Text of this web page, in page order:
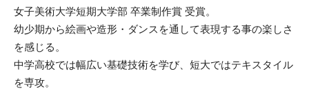
女子美術大学短期大学部 卒業制作賞 受賞。
幼少期から絵画や造形・ダンスを通して表現する事の楽しさ
を感じる。
中学高校では幅広い基礎技術を学び、短大ではテキスタイル
を専攻。